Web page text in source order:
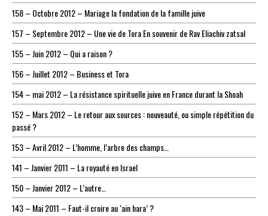
158 – Octobre 2012 – Mariage la fondation de la famille juive
157 – Septembre 2012 – Une vie de Tora En souvenir de Rav Eliachiv zatsal
155 – Juin 2012 – Qui a raison ?
156 – Juillet 2012 – Business et Tora
154 – mai 2012 – La résistance spirituelle juive en France durant la Shoah
152 – Mars 2012 – Le retour aux sources : nouveauté, ou simple répétition du
passé ?
153 – Avril 2012 – L’homme, l’arbre des champs…
141 – Janvier 2011 – La royauté en Israel
150 – Janvier 2012 – L’autre…
143 – Mai 2011 – Faut-il croire au ‘ain hara’ ?